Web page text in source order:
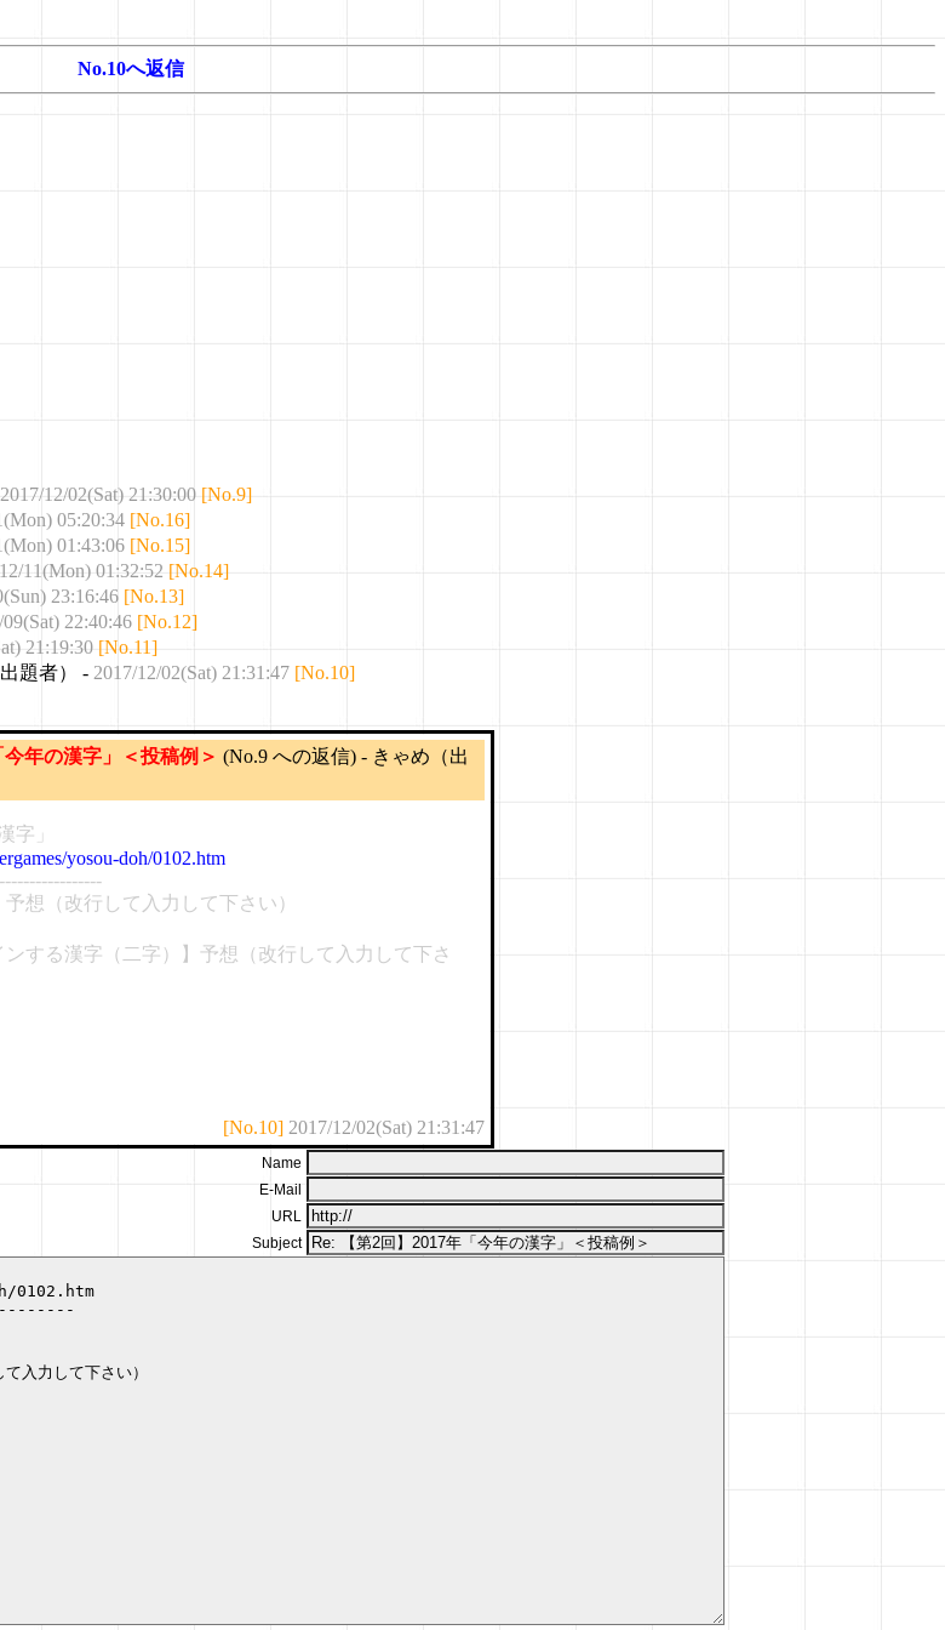
No.10へ返信
2017/12/02(Sat) 21:30:00 [No.9]
05:20:34 [No.16]
01:43:06 [No.15]
11(Mon) 01:32:52 [No.14]
23:16:46 [No.13]
22:40:46 [No.12]
21:19:30 [No.11]
題者） - 2017/12/02(Sat) 21:31:47 [No.10]
年の漢字」＜投稿例＞ (No.9 への返信) - きゃめ（出
字」
yosou-doh/0102.htm
想（改行して入力して下さい）
する漢字（二字）】予想（改行して入力して下さ
[No.10] 2017/12/02(Sat) 21:31:47
Name
E-Mail
URL
Subject